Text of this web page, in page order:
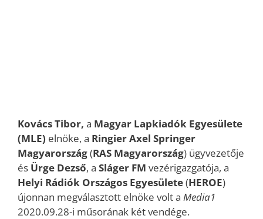
Kovács Tibor, a Magyar Lapkiadók Egyesülete
(MLE) elnöke, a Ringier Axel Springer
Magyarország(RAS Magyarország) ügyvezetője
és Ürge Dezső, a Sláger FM vezérigazgatója, a
Helyi Rádiók Országos Egyesülete(HEROE)
újonnan megválasztott elnöke volt a Media1
2020.09.28-i műsorának két vendége.